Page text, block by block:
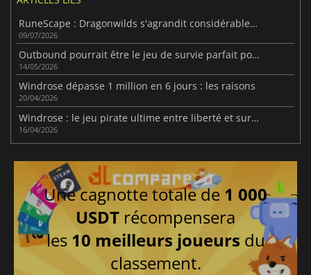
RuneScape : Dragonwilds s'agrandit considérablement avant la version 1.0
09/07/2026
Outbound pourrait être le jeu de survie parfait pour les joueurs frileux
14/05/2026
Windrose dépasse 1 million en 6 jours : les raisons
20/04/2026
Windrose : le jeu pirate ultime entre liberté et survie
16/04/2026
Une cagnotte totale de 1 000
USDT récompensera
les 10 meilleurs joueurs du
classement.